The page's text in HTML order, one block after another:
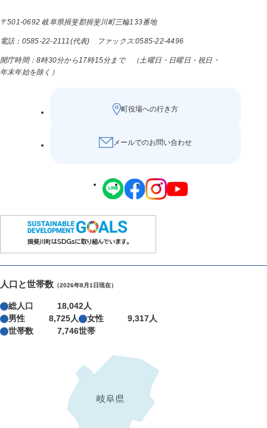
〒501-0692 岐阜県揖斐郡揖斐川町三輪133番地
電話：0585-22-2111(代表) ファックス:0585-22-4496
開庁時間：8時30分から17時15分まで （土曜日・日曜日・祝日・
年末年始を除く）
町役場への行き方
メールでのお問い合わせ
人口と世帯数 （2026年8月1日現在）
総人口
18,042人
男性
8,725人 女性
9,317人
世帯数
7,746世帯